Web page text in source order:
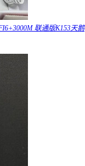
联通版K153天鹅